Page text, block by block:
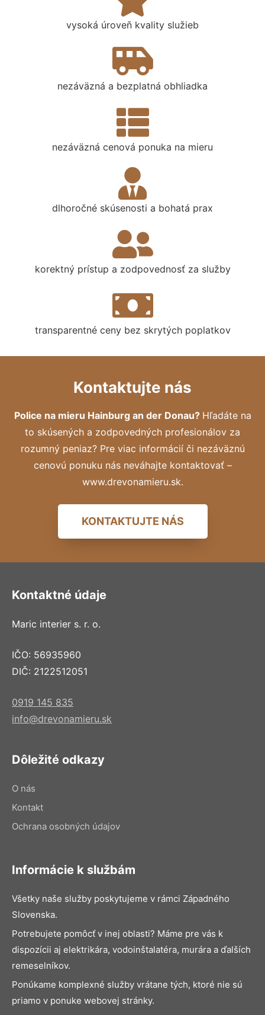
vysoká úroveň kvality služieb
nezáväzná a bezplatná obhliadka
nezáväzná cenová ponuka na mieru
dlhoročné skúsenosti a bohatá prax
korektný prístup a zodpovednosť za služby
transparentné ceny bez skrytých poplatkov
Kontaktujte nás
Police na mieru Hainburg an der Donau? Hľadáte na
to skúsených a zodpovedných profesionálov za
rozumný peniaz? Pre viac informácií či nezáväznú
cenovú ponuku nás neváhajte kontaktovať –
www.drevonamieru.sk.
KONTAKTUJTE NÁS
Kontaktné údaje
Maric interier s. r. o.
IČO: 56935960
DIČ: 2122512051
0919 145 835
info@drevonamieru.sk
Dôležité odkazy
O nás
Kontakt
Ochrana osobných údajov
Informácie k službám
Všetky naše služby poskytujeme v rámci Západného
Slovenska.
Potrebujete pomôcť v inej oblasti? Máme pre vás k
dispozícii aj elektrikára, vodoinštalatéra, murára a ďalších
remeselníkov.
Ponúkame komplexné služby vrátane tých, ktoré nie sú
priamo v ponuke webovej stránky.